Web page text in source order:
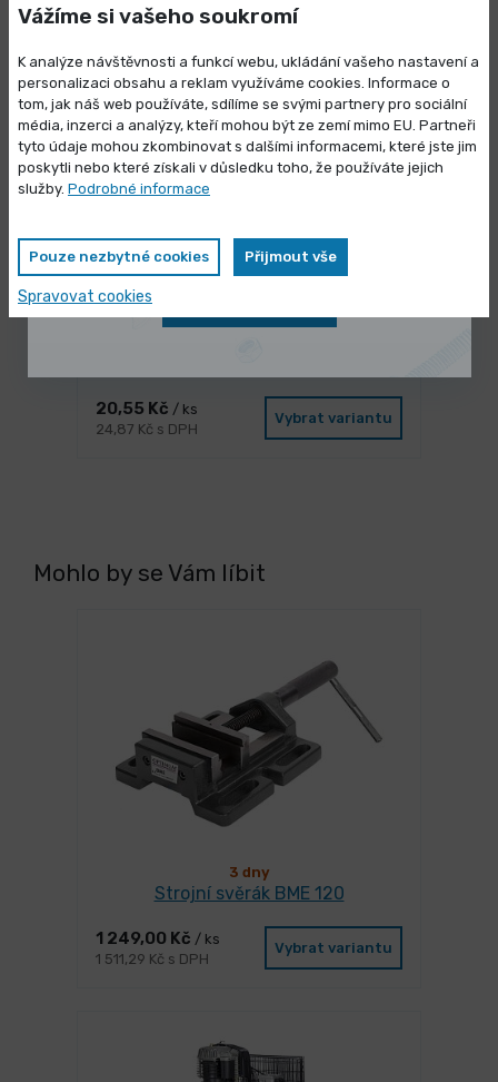
4 101,90 Kč s DPH
3 dny
20,55 Kč / ks
24,87 Kč s DPH
Vybrat variantu
Mohlo by se Vám líbit
3 dny
Strojní svěrák BME 120
1 249,00 Kč / ks
1 511,29 Kč s DPH
Vybrat variantu
Vážíme si vašeho soukromí
K analýze návštěvnosti a funkcí webu, ukládání vašeho nastavení a
personalizaci obsahu a reklam využíváme cookies. Informace o
tom, jak náš web používáte, sdílíme se svými partnery pro sociální
média, inzerci a analýzy, kteří mohou být ze zemí mimo EU. Partneři
tyto údaje mohou zkombinovat s dalšími informacemi, které jste jim
poskytli nebo které získali v důsledku toho, že používáte jejich
služby. Podrobné informace
Pouze nezbytné cookies Přijmout vše
Spravovat cookies
Výprodej skladových zásob
Vybrané produkty nyní pořídíte za